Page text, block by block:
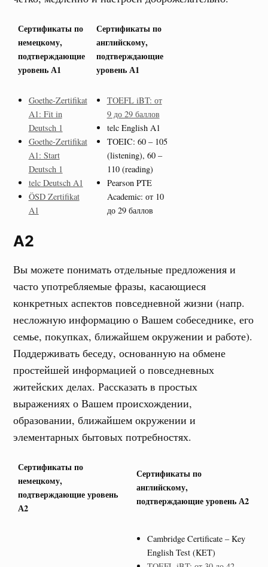
Сертификаты по
немецкому,
подтверждающие
уровень А1
Сертификаты по
английскому,
подтверждающие
уровень А1
Goethe-Zertifikat
A1: Fit in
Deutsch 1
Goethe-Zertifikat
A1: Start
Deutsch 1
telc Deutsch A1
ÖSD Zertifikat
A1
TOEFL iBT: от
9 до 29 баллов
telc English A1
TOEIC: 60 – 105
(listening), 60 –
110 (reading)
Pearson PTE
Academic: от 10
до 29 баллов
A2
Вы можете понимать отдельные предложения и
часто употребляемые фразы, касающиеся
конкретных аспектов повседневной жизни (напр.
несложную информацию о Вашем собеседнике, его
семье, покупках, ближайшем окружении и работе).
Поддерживать беседу, основанную на обмене
простейшей информацией о повседневных
житейских делах. Рассказать в простых
выражениях о Вашем происхождении,
образовании, ближайшем окружении и
элементарных бытовых потребностях.
Сертификаты по
немецкому,
подтверждающие уровень
А2
Сертификаты по
английскому,
подтверждающие уровень А2
Cambridge Certificate – Key
English Test (KET)